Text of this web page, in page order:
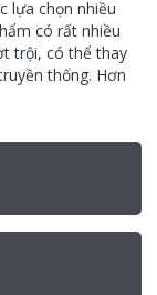
lựa chọn nhiều
có rất nhiều
trội, có thể thay
thống. Hơn